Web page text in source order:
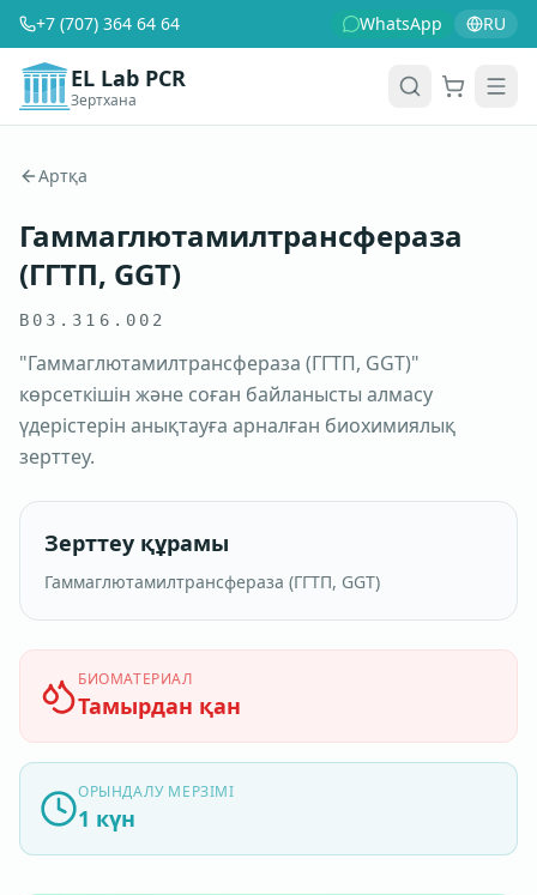
+7 (707) 364 64 64 WhatsApp RU
EL Lab PCR
Зертхана
Артқа
Гаммаглютамилтрансфераза
(ГГТП, GGT)
B03.316.002
"Гаммаглютамилтрансфераза (ГГТП, GGT)"
көрсеткішін және соған байланысты алмасу
үдерістерін анықтауға арналған биохимиялық
зерттеу.
Зерттеу құрамы
Гаммаглютамилтрансфераза (ГГТП, GGT)
БИОМАТЕРИАЛ
Тамырдан қан
ОРЫНДАЛУ МЕРЗІМІ
1 күн